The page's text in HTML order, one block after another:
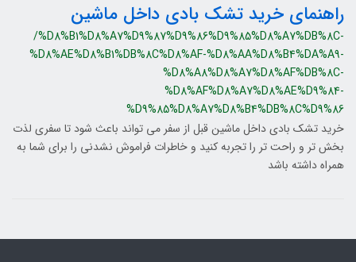
راهنمای خرید تشک بادی داخل ماشین
/%D8%B1%D8%A7%D9%87%D9%86%D9%85%D8%A7%DB%8C-
%D8%AE%D8%B1%DB%8C%D8%AF-%D8%AA%D8%B4%DA%A9-
%D8%A8%D8%A7%D8%AF%DB%8C-
%D8%AF%D8%A7%D8%AE%D9%84-
%D9%85%D8%A7%D8%B4%DB%8C%D9%86
خرید تشک بادی داخل ماشین قبل از سفر می تواند باعث شود تا سفری لذت
بخش تر و راحت تر را تجربه کنید و خاطرات فراموش نشدنی را برای شما به
همراه داشته باشد